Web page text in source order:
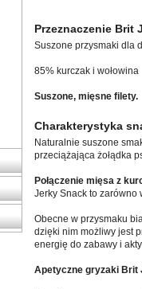
Przeznaczenie Brit
Suszone przysmaki dla
85% kurczak i wołowina
Suszone, mięsne filety.
Charakterystyka
Naturalnie suszone
przeciążająca żołądka
Połączenie mięsa z
Jerky Snack to zarówno
Obecne w przysmaku
dzięki nim możliwy jest
energię do zabawy i
Apetyczne gryzaki Brit